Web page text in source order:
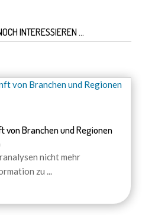
INTERESSIEREN …
von Branchen und Regionen
nicht mehr
zu ...